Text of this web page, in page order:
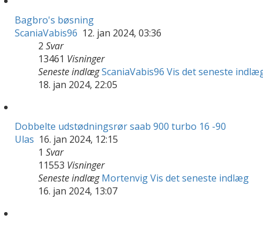
Bagbro's bøsning
ScaniaVabis96 12. jan 2024, 03:36
2 Svar
13461 Visninger
Seneste indlægScaniaVabis96 Vis det seneste
18. jan 2024, 22:05
Dobbelte udstødningsrør saab 900 turbo 16 -90
Ulas 16. jan 2024, 12:15
1 Svar
11553 Visninger
Seneste indlægMortenvigVis det seneste indlæg
16. jan 2024, 13:07